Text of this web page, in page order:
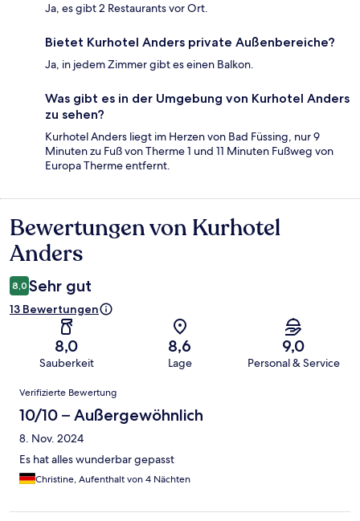
Ja, es gibt 2 Restaurants vor Ort.
Bietet Kurhotel Anders private Außenbereiche?
Ja, in jedem Zimmer gibt es einen Balkon.
Was gibt es in der Umgebung von Kurhotel Anders
zu sehen?
Kurhotel Anders liegt im Herzen von Bad Füssing, nur 9
Minuten zu Fuß von Therme 1 und 11 Minuten Fußweg von
Europa Therme entfernt.
Bewertungen
Bewertungen von Kurhotel
Anders
8,0 Sehr gut
13 Bewertungen
8,0
Sauberkeit
8,6
Lage
9,0
Personal & Service
Bewertungen
Verifizierte Bewertung
10/10 – Außergewöhnlich
8. Nov. 2024
Es hat alles wunderbar gepasst
Christine, Aufenthalt von 4 Nächten